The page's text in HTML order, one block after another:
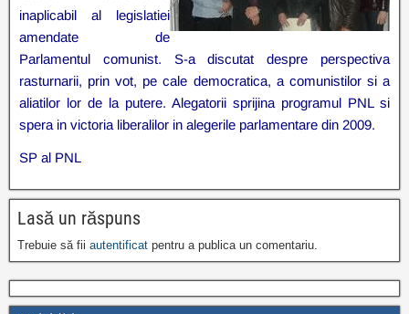
inaplicabil al legislatiei
amendate de
Parlamentul comunist. S-a discutat despre perspectiva
rasturnarii, prin vot, pe cale democratica, a comunistilor si a
aliatilor lor de la putere. Alegatorii sprijina programul PNL si
spera in victoria liberalilor in alegerile parlamentare din 2009.
SP al PNL
Lasă un răspuns
Trebuie să fii autentificat pentru a publica un comentariu.